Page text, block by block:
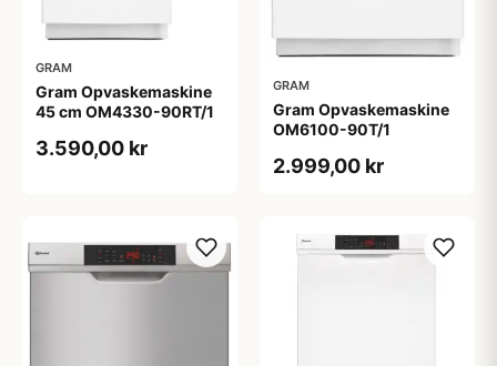
GRAM
Gram Opvaskemaskine
45 cm OM4330-90RT/1
3.590,00 kr
GRAM
Gram Opvaskemaskine
OM6100-90T/1
2.999,00 kr